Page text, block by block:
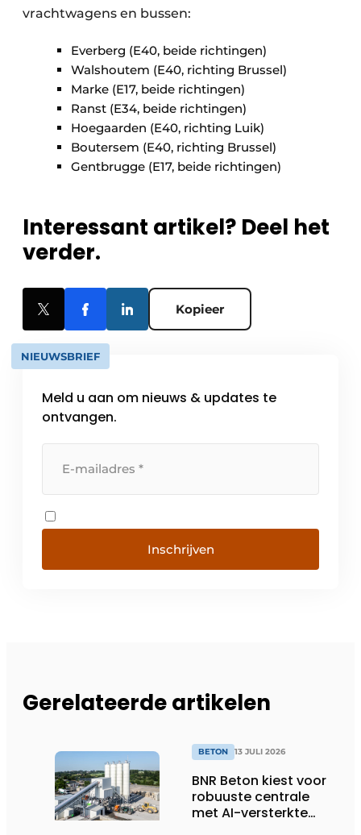
vrachtwagens en bussen:
Everberg (E40, beide richtingen)
Walshoutem (E40, richting Brussel)
Marke (E17, beide richtingen)
Ranst (E34, beide richtingen)
Hoegaarden (E40, richting Luik)
Boutersem (E40, richting Brussel)
Gentbrugge (E17, beide richtingen)
Interessant artikel? Deel het
verder.
Kopieer
NIEUWSBRIEF
Meld u aan om nieuws & updates te
ontvangen.
Inschrijven
Gerelateerde artikelen
BETON 13 JULI 2026
BNR Beton kiest voor
robuuste centrale
met AI-versterkte